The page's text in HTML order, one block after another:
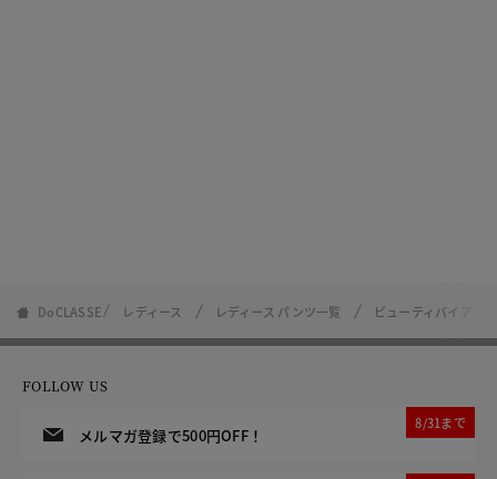
DoCLASSE レディース レディース パンツ一覧 ビューティバイアス
FOLLOW US
メルマガ登録で500円OFF！
8/31まで